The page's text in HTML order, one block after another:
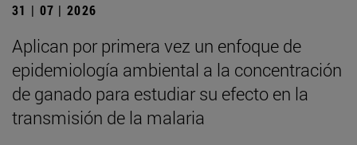
31 | 07 | 2026
Aplican por primera vez un enfoque de
epidemiología ambiental a la concentración
de ganado para estudiar su efecto en la
transmisión de la malaria